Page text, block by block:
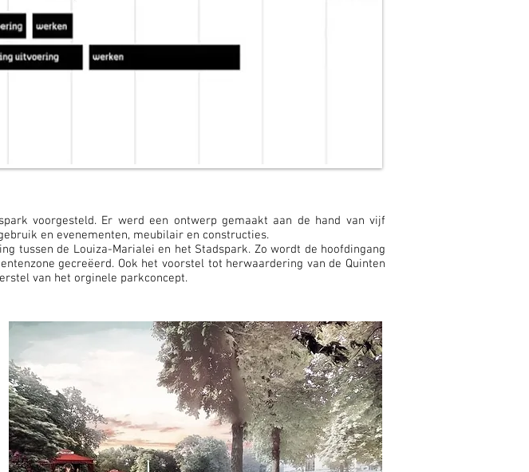
voorgesteld. Er werd een ontwerp gemaakt aan de hand van vijf
en evenementen, meubilair en constructies.
tussen de Louiza-Marialei en het Stadspark. Zo wordt de hoofdingang
gecreëerd. Ook het voorstel tot herwaardering van de Quinten
van het orginele parkconcept.